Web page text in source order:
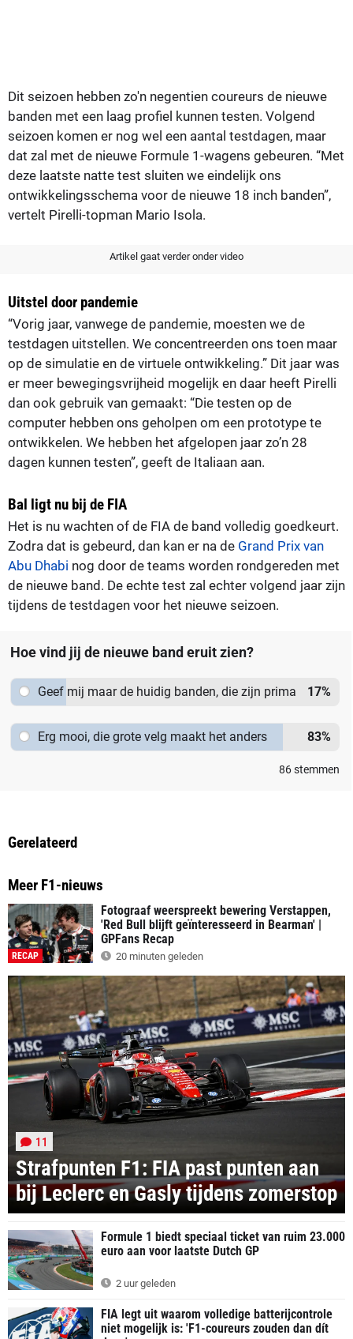
Dit seizoen hebben zo'n negentien coureurs de nieuwe
banden met een laag profiel kunnen testen. Volgend
seizoen komen er nog wel een aantal testdagen, maar
dat zal met de nieuwe Formule 1-wagens gebeuren. “Met
deze laatste natte test sluiten we eindelijk ons ​​
ontwikkelingsschema voor de nieuwe 18 inch banden”,
vertelt Pirelli-topman Mario Isola.
Artikel gaat verder onder video
Uitstel door pandemie
“Vorig jaar, vanwege de pandemie, moesten we de
testdagen uitstellen. We concentreerden ons toen maar
op de simulatie en de virtuele ontwikkeling.” Dit jaar was
er meer bewegingsvrijheid mogelijk en daar heeft Pirelli
dan ook gebruik van gemaakt: “Die testen op de
computer hebben ons geholpen om een prototype te
ontwikkelen. We hebben het afgelopen jaar zo’n 28
dagen kunnen testen”, geeft de Italiaan aan.
Bal ligt nu bij de FIA
Het is nu wachten of de FIA de band volledig goedkeurt.
Zodra dat is gebeurd, dan kan er na de Grand Prix van
Abu Dhabi nog door de teams worden rondgereden met
de nieuwe band. De echte test zal echter volgend jaar zijn
tijdens de testdagen voor het nieuwe seizoen.
Hoe vind jij de nieuwe band eruit zien?
Geef mij maar de huidig banden, die zijn prima 17%
Erg mooi, die grote velg maakt het anders 83%
86stemmen
Gerelateerd
Meer F1-nieuws
RECAP
Fotograaf weerspreekt bewering Verstappen,
'Red Bull blijft geïnteresseerd in Bearman' |
GPFans Recap
20 minuten geleden
Strafpunten F1: FIA past punten aan
bij Leclerc en Gasly tijdens zomerstop
11
Formule 1 biedt speciaal ticket van ruim 23.000
euro aan voor laatste Dutch GP
2 uur geleden
FIA legt uit waarom volledige batterijcontrole
niet mogelijk is: 'F1-coureurs zouden dan dít